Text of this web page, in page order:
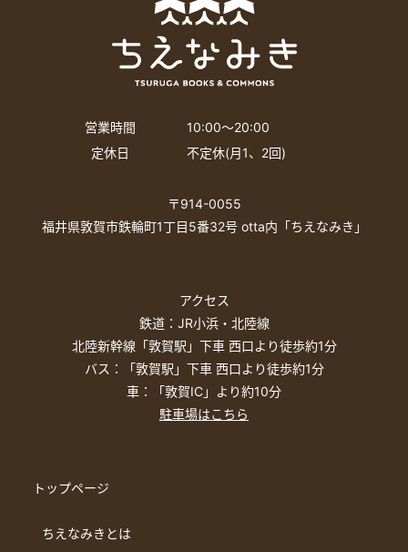
営業時間
10:00〜20:00
定休日
不定休(月1、2回)
〒914-0055
福井県敦賀市鉄輪町1丁目5番32号 otta内「ちえなみき」
アクセス
鉄道：JR小浜・北陸線
北陸新幹線「敦賀駅」下車 西口より徒歩約1分
バス：「敦賀駅」下車 西口より徒歩約1分
車：「敦賀IC」より約10分
駐車場はこちら
トップページ
ちえなみきとは